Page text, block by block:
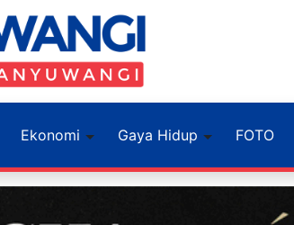
Ekonomi Gaya Hidup FOTO